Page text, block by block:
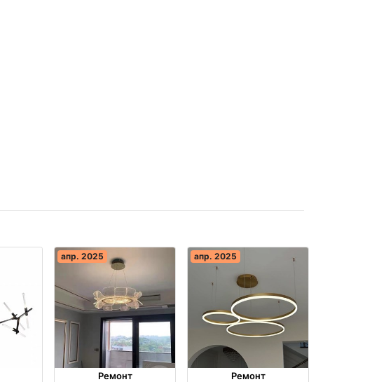
апр. 2025
Ремонт
апр. 2025
Ремонт